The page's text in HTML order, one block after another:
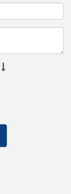
